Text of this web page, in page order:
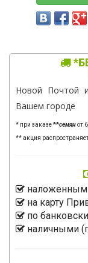
Новой Почтой
Вашем городе
* при заказе**семянот
** акция
на карту
по
наличными